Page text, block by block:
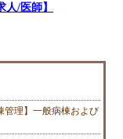
/医師】
管理】一般病棟および